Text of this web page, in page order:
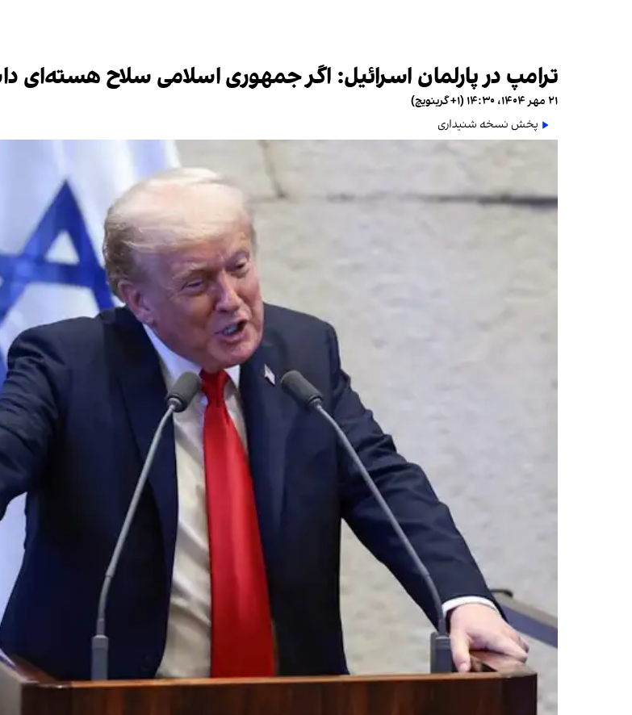
ترامپ در پارلمان اسرائیل: اگر جمهوری اسلامی سلاح
۲۱ مهر ۱۴۰۴، ۱۴:۳۰ (‎+۱ گرینویچ)
پخش نسخه شنیداری